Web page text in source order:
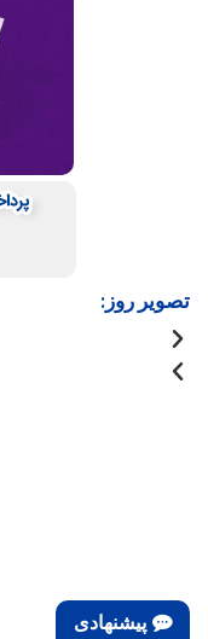
تصویر روز:
پیشنهادی